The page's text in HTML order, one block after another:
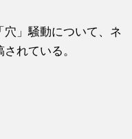
」騒動について、ネ
れている。